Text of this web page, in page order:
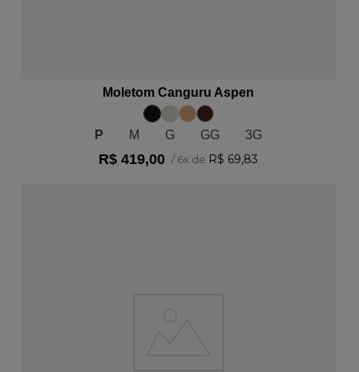
Moletom Canguru Aspen
P M G GG 3G
R$ 419,00 /6x de R$ 69,83